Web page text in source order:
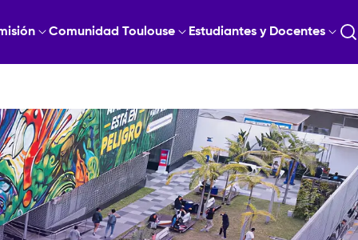
Comunidad Toulouse Estudiantes y Docentes